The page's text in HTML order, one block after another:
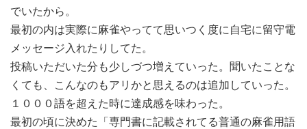
でいたから。
最初の内は実際に麻雀やってて思いつく度に自宅に留守電
メッセージ入れたりしてた。
投稿いただいた分も少しづつ増えていった。聞いたことな
くても、こんなのもアリかと思えるのは追加していった。
１０００語を超えた時に達成感を味わった。
最初の頃に決めた「専門書に記載されてる普通の麻雀用語